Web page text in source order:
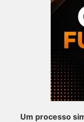
Um processo